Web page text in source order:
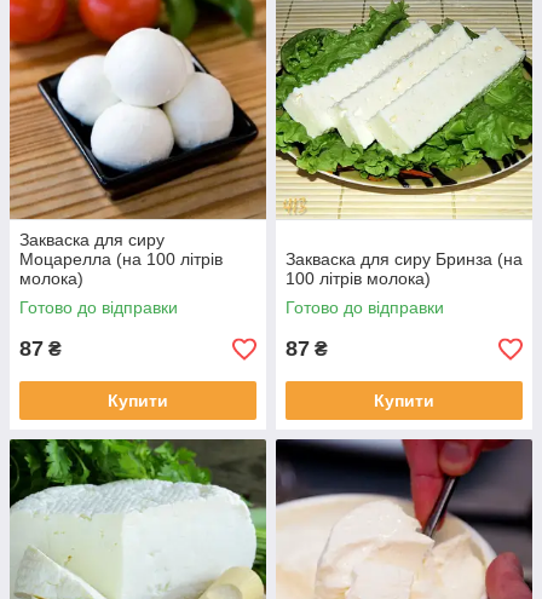
Закваска для сиру
Моцарелла (на 100 літрів
молока)
Готово до відправки
87 ₴
Купити
Закваска для сиру Бринза (на
100 літрів молока)
Готово до відправки
87 ₴
Купити